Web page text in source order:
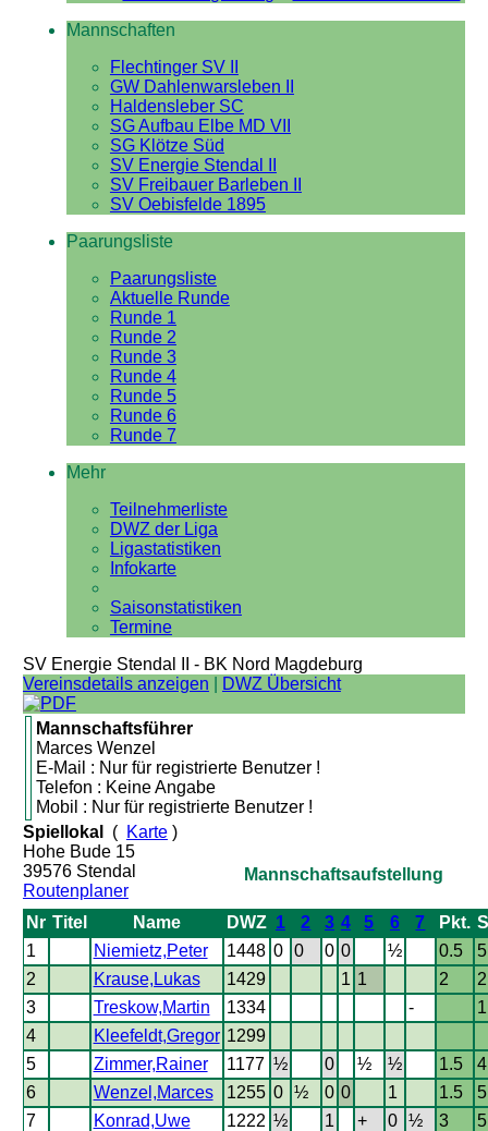
Mannschaften
Flechtinger SV II
GW Dahlenwarsleben II
Haldensleber SC
SG Aufbau Elbe MD VII
SG Klötze Süd
SV Energie Stendal II
SV Freibauer Barleben II
SV Oebisfelde 1895
Paarungsliste
Paarungsliste
Aktuelle Runde
Runde 1
Runde 2
Runde 3
Runde 4
Runde 5
Runde 6
Runde 7
Mehr
Teilnehmerliste
DWZ der Liga
Ligastatistiken
Infokarte
Saisonstatistiken
Termine
SV Energie Stendal II - BK Nord Magdeburg
Vereinsdetails anzeigen
DWZ Übersicht
Mannschaftsführer
Marces Wenzel
E-Mail : Nur für registrierte Benutzer !
Telefon : Keine Angabe
Mobil : Nur für registrierte Benutzer !
Spiellokal
( Karte)
Hohe Bude 15
39576 Stendal
Routenplaner
Mannschaftsaufstellung
Nr Titel Name DWZ 1 2 3 4 5 6 7 Pkt.
1
Niemietz,Peter 1448 0 0 0 0 ½ 0.5
5
2
Krause,Lukas 1429 1 1 2
2
3
Treskow,Martin 1334 -
1
4
Kleefeldt,Gregor 1299
5
Zimmer,Rainer 1177 ½ 0 ½ ½ 1.5
4
6
Wenzel,Marces 1255 0 ½ 0 0 1 1.5
5
7
Konrad,Uwe 1222 ½ 1 + 0 ½ 3
5